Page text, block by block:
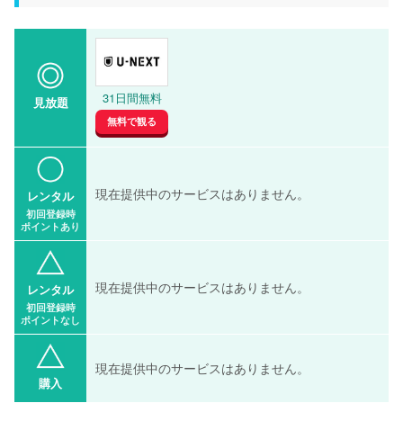
見放題 31日間無料
無料で観る
レンタル
初回登録時
ポイントあり
現在提供中のサービスはありません。
レンタル
初回登録時
ポイントなし
現在提供中のサービスはありません。
購入
現在提供中のサービスはありません。